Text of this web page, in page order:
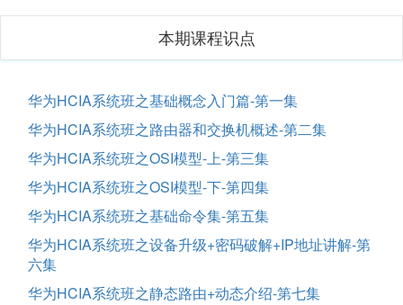
本期课程识点
华为HCIA系统班之基础概念入门篇-第一集
华为HCIA系统班之路由器和交换机概述-第二集
华为HCIA系统班之OSI模型-上-第三集
华为HCIA系统班之OSI模型-下-第四集
华为HCIA系统班之基础命令集-第五集
华为HCIA系统班之设备升级+密码破解+IP地址讲解-第
六集
华为HCIA系统班之静态路由+动态介绍-第七集